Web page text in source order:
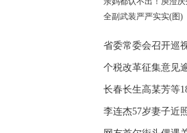
全副武装严严实实(图)
省委常委会召开巡
李连杰57岁妻子近